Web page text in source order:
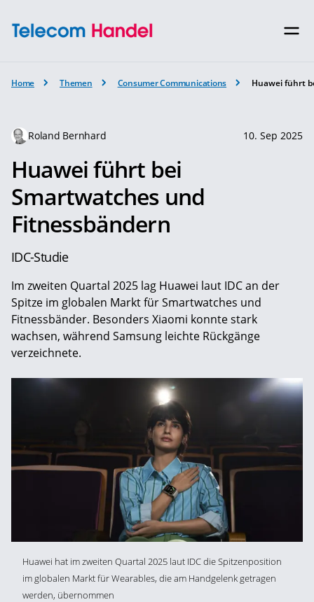
Home Themen Consumer Communications Huawei führt
Roland Bernhard 10. Sep 2025
Huawei führt bei
Smartwatches und
Fitnessbändern
IDC-Studie
Im zweiten Quartal 2025 lag Huawei laut IDC an der
Spitze im globalen Markt für Smartwatches und
Fitnessbänder. Besonders Xiaomi konnte stark
wachsen, während Samsung leichte Rückgänge
verzeichnete.
Huawei hat im zweiten Quartal 2025 laut IDC die Spitzenposition
im globalen Markt für Wearables, die am Handgelenk getragen
werden, übernommen